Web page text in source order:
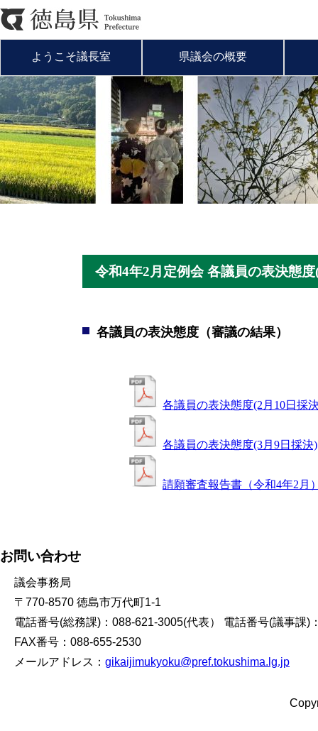
ようこそ議長室 県議会の概要
令和4年2月定例会 各議員の表決態
各議員の表決態度（審議の結果）
各議員の表決態度(2月10日採
各議員の表決態度(3月9日採決)
請願審査報告書（令和4年2月
お問い合わせ
議会事務局
〒770-8570 徳島市万代町1-1
電話番号(総務課)：088-621-3005(代表） 電話番号(議事課
FAX番号：088-655-2530
メールアドレス： gikaijimukyoku@pref.tokushima.lg.jp